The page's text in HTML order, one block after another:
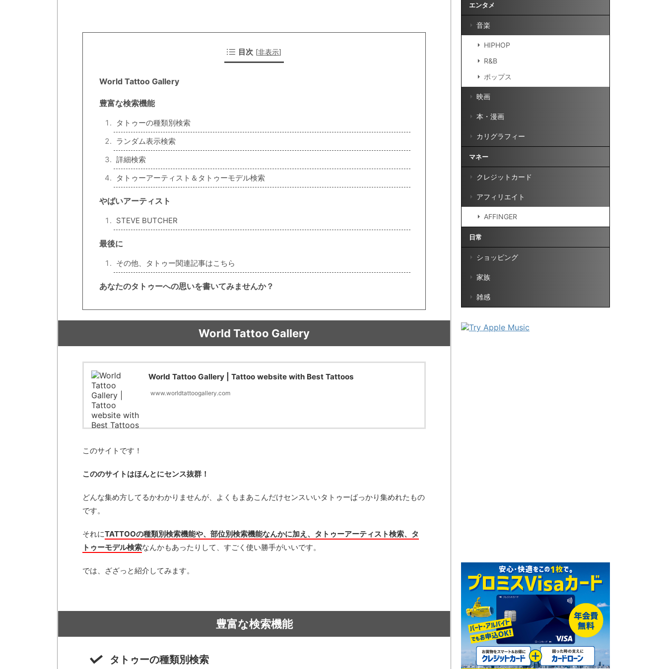
目次 [非表示]
World Tattoo Gallery
豊富な検索機能
タトゥーの種類別検索
ランダム表示検索
詳細検索
タトゥーアーティスト＆タトゥーモデル検索
やばいアーティスト
STEVE BUTCHER
最後に
その他、タトゥー関連記事はこちら
あなたのタトゥーへの思いを書いてみませんか？
World Tattoo Gallery
World Tattoo Gallery | Tattoo website with Best Tattoos
www.worldtattoogallery.com
このサイトです！
こののサイトはほんとにセンス抜群！
どんな集め方してるかわかりませんが、よくもまあこんだけセンスいいタトゥーばっかり集めれたもの
です。
それにTATTOOの種類別検索機能や、部位別検索機能なんかに加え、タトゥーアーティスト検索、タ
トゥーモデル検索なんかもあったりして、すごく使い勝手がいいです。
では、ざざっと紹介してみます。
豊富な検索機能
タトゥーの種類別検索
エンタメ
音楽
HIPHOP
R&B
ポップス
映画
本・漫画
カリグラフィー
マネー
クレジットカード
アフィリエイト
AFFINGER
日常
ショッピング
家族
雑感